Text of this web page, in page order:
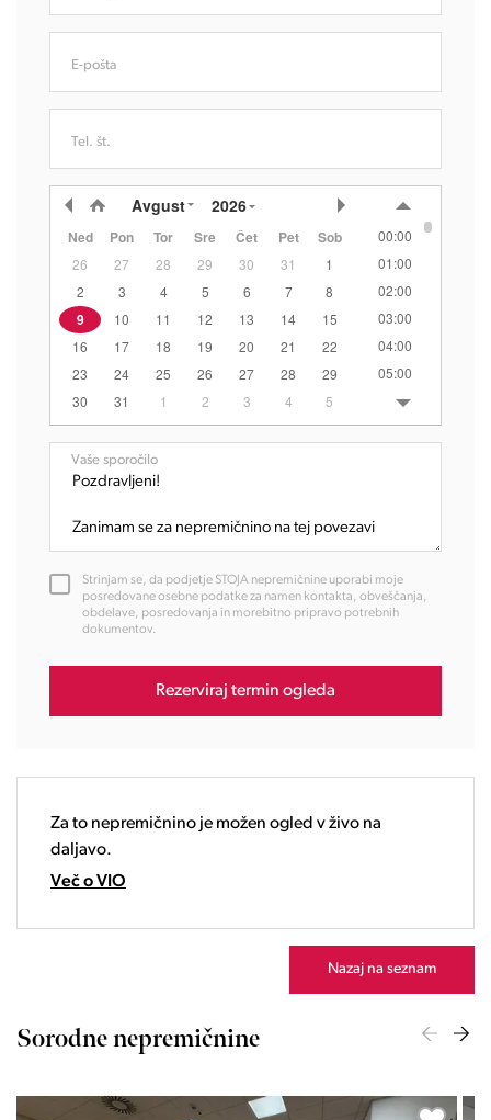
E-pošta
Tel. št.
Avgust 2026
Ned Pon Tor Sre Čet Pet Sob
26 27 28 29 30 31
1
2
3 4 5 6 7 8
9 10 11 12 13 14
15
16
17 18 19 20 21
22
23
24 25 26 27 28
29
30
31 1 2 3 4 5
00:00
01:00
02:00
03:00
04:00
05:00
06:00
07:00
13:00
14:00
20:00
Vaše sporočilo
Strinjam se, da podjetje STOJA nepremičnine uporabi moje
posredovane osebne podatke za namen kontakta, obveščanja,
obdelave, posredovanja in morebitno pripravo potrebnih
dokumentov.
Rezerviraj termin ogleda
Za to nepremičnino je možen ogled v živo na
daljavo.
Več o VIO
Nazaj na seznam
Sorodne nepremičnine